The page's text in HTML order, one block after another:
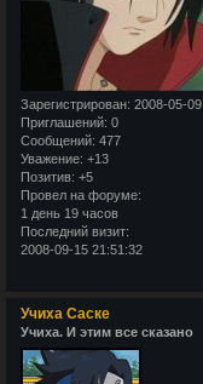
Зарегистрирован: 2008-05-09
Приглашений: 0
Сообщений: 477
Уважение: +13
Позитив: +5
Провел на форуме:
1 день 19 часов
Последний визит:
2008-09-15 21:51:32
Учиха Саске
Учиха. И этим все сказано